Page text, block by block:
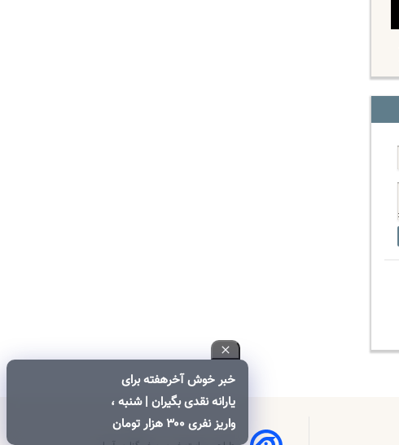
خبر خوش آخرهفته برای
یارانه نقدی بگیران | شنبه ،
واریز نفری ۳۰۰ هزار تومان